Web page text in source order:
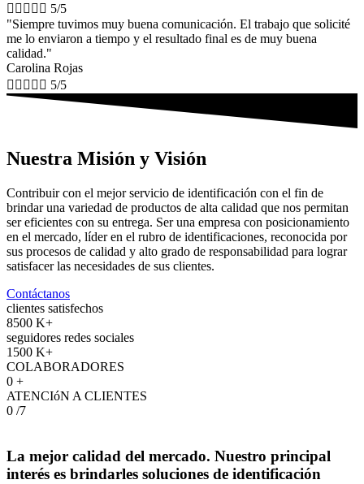
     5/5
"Siempre tuvimos muy buena comunicación. El trabajo que solicité
me lo enviaron a tiempo y el resultado final es de muy buena
calidad."
Carolina Rojas
     5/5
Nuestra Misión y Visión
Contribuir con el mejor servicio de identificación con el fin de
brindar una variedad de productos de alta calidad que nos permitan
ser eficientes con su entrega. Ser una empresa con posicionamiento
en el mercado, líder en el rubro de identificaciones, reconocida por
sus procesos de calidad y alto grado de responsabilidad para lograr
satisfacer las necesidades de sus clientes.
Contáctanos
clientes satisfechos
8500 K+
seguidores redes sociales
1500 K+
COLABORADORES
0 +
ATENCIóN A CLIENTES
0 /7
La mejor calidad del mercado. Nuestro principal
interés es brindarles soluciones de identificación